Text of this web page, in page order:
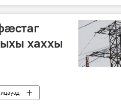
хаххы